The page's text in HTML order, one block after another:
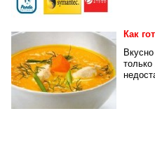
Как